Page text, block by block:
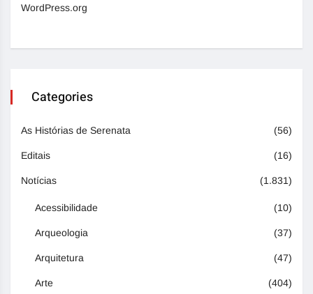
WordPress.org
Categories
As Histórias de Serenata (56)
Editais (16)
Notícias (1.831)
Acessibilidade (10)
Arqueologia (37)
Arquitetura (47)
Arte (404)